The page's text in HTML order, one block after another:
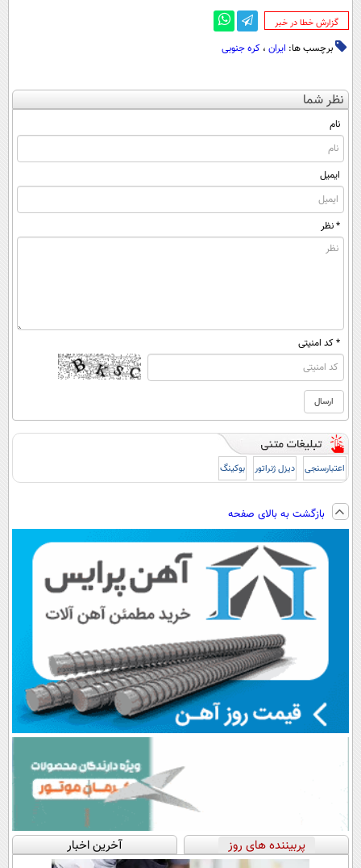
‌گزارش خطا در خبر
برچسب ها: ایران ، کره جنوبی
نظر شما
نام
ایمیل
* نظر
* کد امنیتی
اعتبارسنجی دیزل ژنراتور بوکینگ
بازگشت به بالای صفحه
پربیننده های روز آخرین اخبار